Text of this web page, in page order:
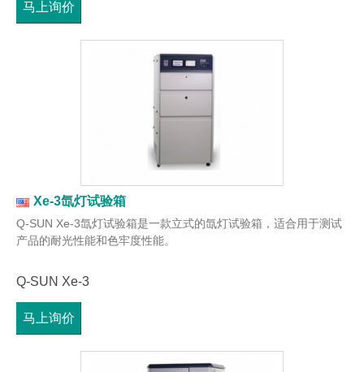
马上询价
Xe-3氙灯试验箱
Q-SUN Xe-3氙灯试验箱是一款立式的氙灯试验箱，适合用于测试
产品的耐光性能和色牢度性能。
Q-SUN Xe-3
马上询价